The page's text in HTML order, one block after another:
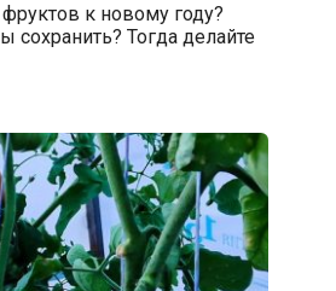
к новому году?
сохранить? Тогда делайте